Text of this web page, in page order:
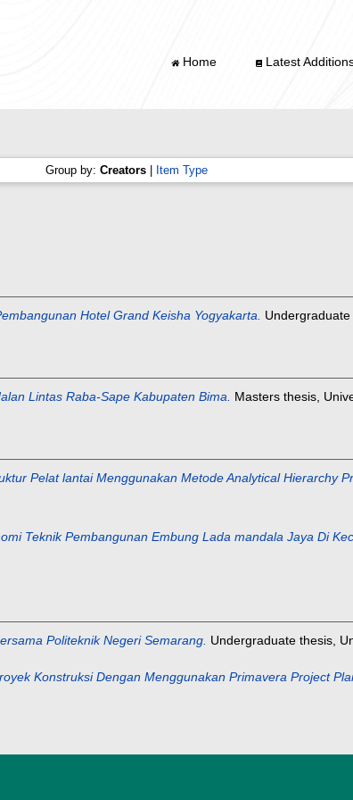
Home Latest
Group by: Creators Item Type
Hotel Grand Keisha Yogyakarta.
Lintas Raba-Sape Kabupaten Bima. Masters thesis,
Pelat lantai Menggunakan Metode Analytical Hierarchy
Teknik Pembangunan Embung Lada mandala Jaya Di
Politeknik Negeri Semarang. Undergraduate thesis,
Konstruksi Dengan Menggunakan Primavera Project